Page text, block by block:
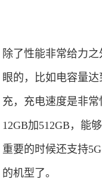
除了性能非常给力
眼的，比如电容量
充，充电速度是非
12GB加512GB，能
重要的时候还支持
的机型了。